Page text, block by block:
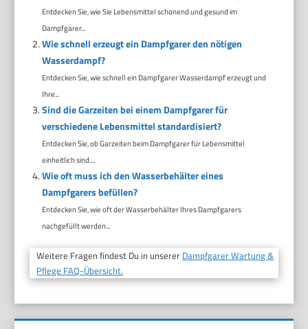
Entdecken Sie, wie Sie Lebensmittel schonend und gesund im
Dampfgarer...
Wie schnell erzeugt ein Dampfgarer den nötigen
Wasserdampf?
Entdecken Sie, wie schnell ein Dampfgarer Wasserdampf erzeugt und
Ihre...
Sind die Garzeiten bei einem Dampfgarer für
verschiedene Lebensmittel standardisiert?
Entdecken Sie, ob Garzeiten beim Dampfgarer für Lebensmittel
einheitlich sind....
Wie oft muss ich den Wasserbehälter eines
Dampfgarers befüllen?
Entdecken Sie, wie oft der Wasserbehälter Ihres Dampfgarers
nachgefüllt werden...
Weitere Fragen findest Du in unserer Dampfgarer Wartung &
Pflege FAQ-Übersicht.